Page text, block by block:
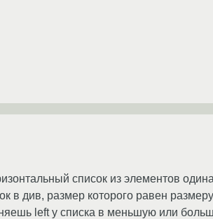
список из элементов
в див, размер которого равен
left у списка в меньшую или